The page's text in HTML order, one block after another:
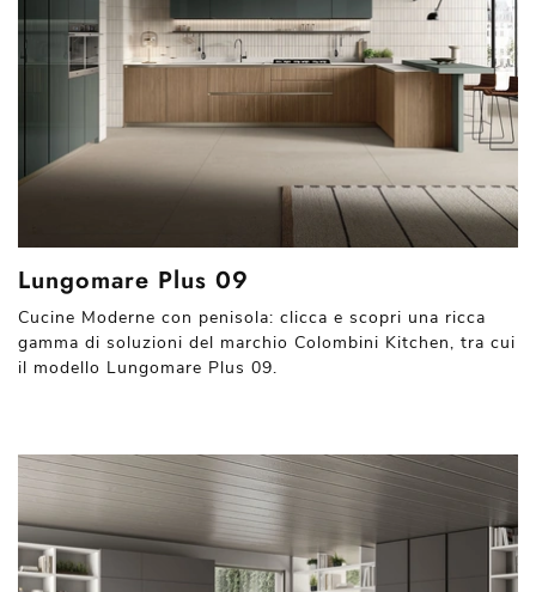
Lungomare Plus 09
Cucine Moderne con penisola: clicca e scopri una ricca
gamma di soluzioni del marchio Colombini Kitchen, tra cui
il modello Lungomare Plus 09.